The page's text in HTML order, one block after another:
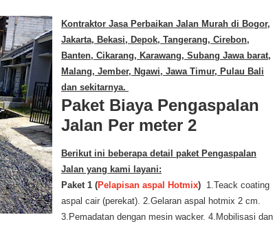
Kontraktor Jasa Perbaikan Jalan Murah di Bogor,
Jakarta, Bekasi, Depok, Tangerang, Cirebon,
Banten, Cikarang, Karawang, Subang Jawa barat,
Malang, Jember, Ngawi, Jawa Timur, Pulau Bali
dan sekitarnya.
Paket Biaya Pengaspalan
Jalan Per meter 2
Berikut ini beberapa detail paket Pengaspalan
Jalan yang kami layani:
Paket 1 (Pelapisan aspal Hotmix) 1.Teack coating
aspal cair (perekat). 2.Gelaran aspal hotmix 2 cm.
3.Pemadatan dengan mesin wacker. 4.Mobilisasi dan